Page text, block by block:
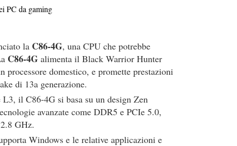
la C86-4G, una CPU che potrebbe
C86-4G alimenta il Black Warrior Hunter
domestico, e promette prestazioni
di 13a generazione.
il C86-4G si basa su un design Zen
avanzate come DDR5 e PCIe 5.0,
GHz.
Windows e le relative applicazioni e